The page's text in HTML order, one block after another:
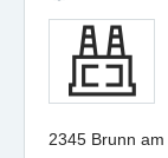
2345 Brunn